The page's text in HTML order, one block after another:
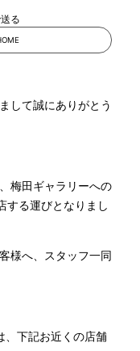
HOME
る
して誠にありがとう
梅田ギャラリーへの
する運びとなりまし
様へ、スタッフ一同
、下記お近くの店舗